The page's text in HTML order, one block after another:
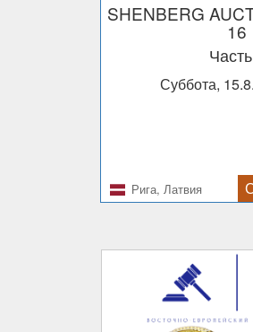
SHENBERG
16
Суббота,
Рига, Латвия